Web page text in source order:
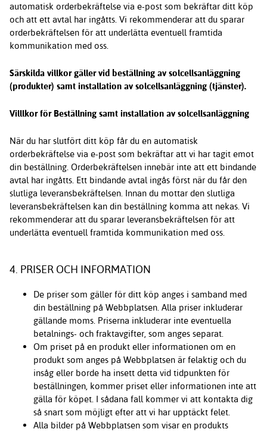
automatisk orderbekräftelse via e-post som bekräftar ditt köp
och att ett avtal har ingåtts. Vi rekommenderar att du sparar
orderbekräftelsen för att underlätta eventuell framtida
kommunikation med oss.
Särskilda villkor gäller vid beställning av solcellsanläggning
(produkter) samt installation av solcellsanläggning (tjänster).
Villlkor för Beställning samt installation av solcellsanläggning
När du har slutfört ditt köp får du en automatisk
orderbekräftelse via e-post som bekräftar att vi har tagit emot
din beställning. Orderbekräftelsen innebär inte att ett bindande
avtal har ingåtts. Ett bindande avtal ingås först när du får den
slutliga leveransbekräftelsen. Innan du mottar den slutliga
leveransbekräftelsen kan din beställning komma att nekas. Vi
rekommenderar att du sparar leveransbekräftelsen för att
underlätta eventuell framtida kommunikation med oss.
4. PRISER OCH INFORMATION
De priser som gäller för ditt köp anges i samband med
din beställning på Webbplatsen. Alla priser inkluderar
gällande moms. Priserna inkluderar inte eventuella
betalnings- och fraktavgifter, som anges separat.
Om priset på en produkt eller informationen om en
produkt som anges på Webbplatsen är felaktig och du
insåg eller borde ha insett detta vid tidpunkten för
beställningen, kommer priset eller informationen inte att
gälla för köpet. I sådana fall kommer vi att kontakta dig
så snart som möjligt efter att vi har upptäckt felet.
Alla bilder på Webbplatsen som visar en produkts